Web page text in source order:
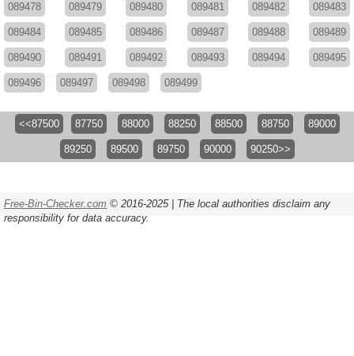
089478 089479 089480 089481 089482 089483
089484 089485 089486 089487 089488 089489
089490 089491 089492 089493 089494 089495
089496 089497 089498 089499
<<87500 87750 88000 88250 88500 88750 89000
89250 89500 89750 90000 90250>>
Free-Bin-Checker.com © 2016-2025 | The local authorities disclaim any
responsibility for data accuracy.